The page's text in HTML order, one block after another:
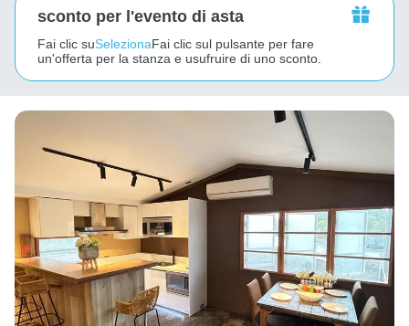
sconto per l'evento di asta
Fai clic suSelezionaFai clic sul pulsante per fare
un'offerta per la stanza e usufruire di uno sconto.